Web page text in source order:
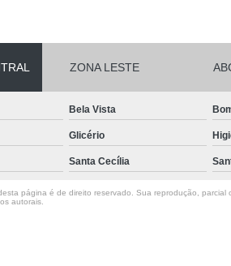
ZONA LESTE
Bela Vista
Glicério
Santa Cecília
página é de direito reservado. Sua reprodução,
autorais